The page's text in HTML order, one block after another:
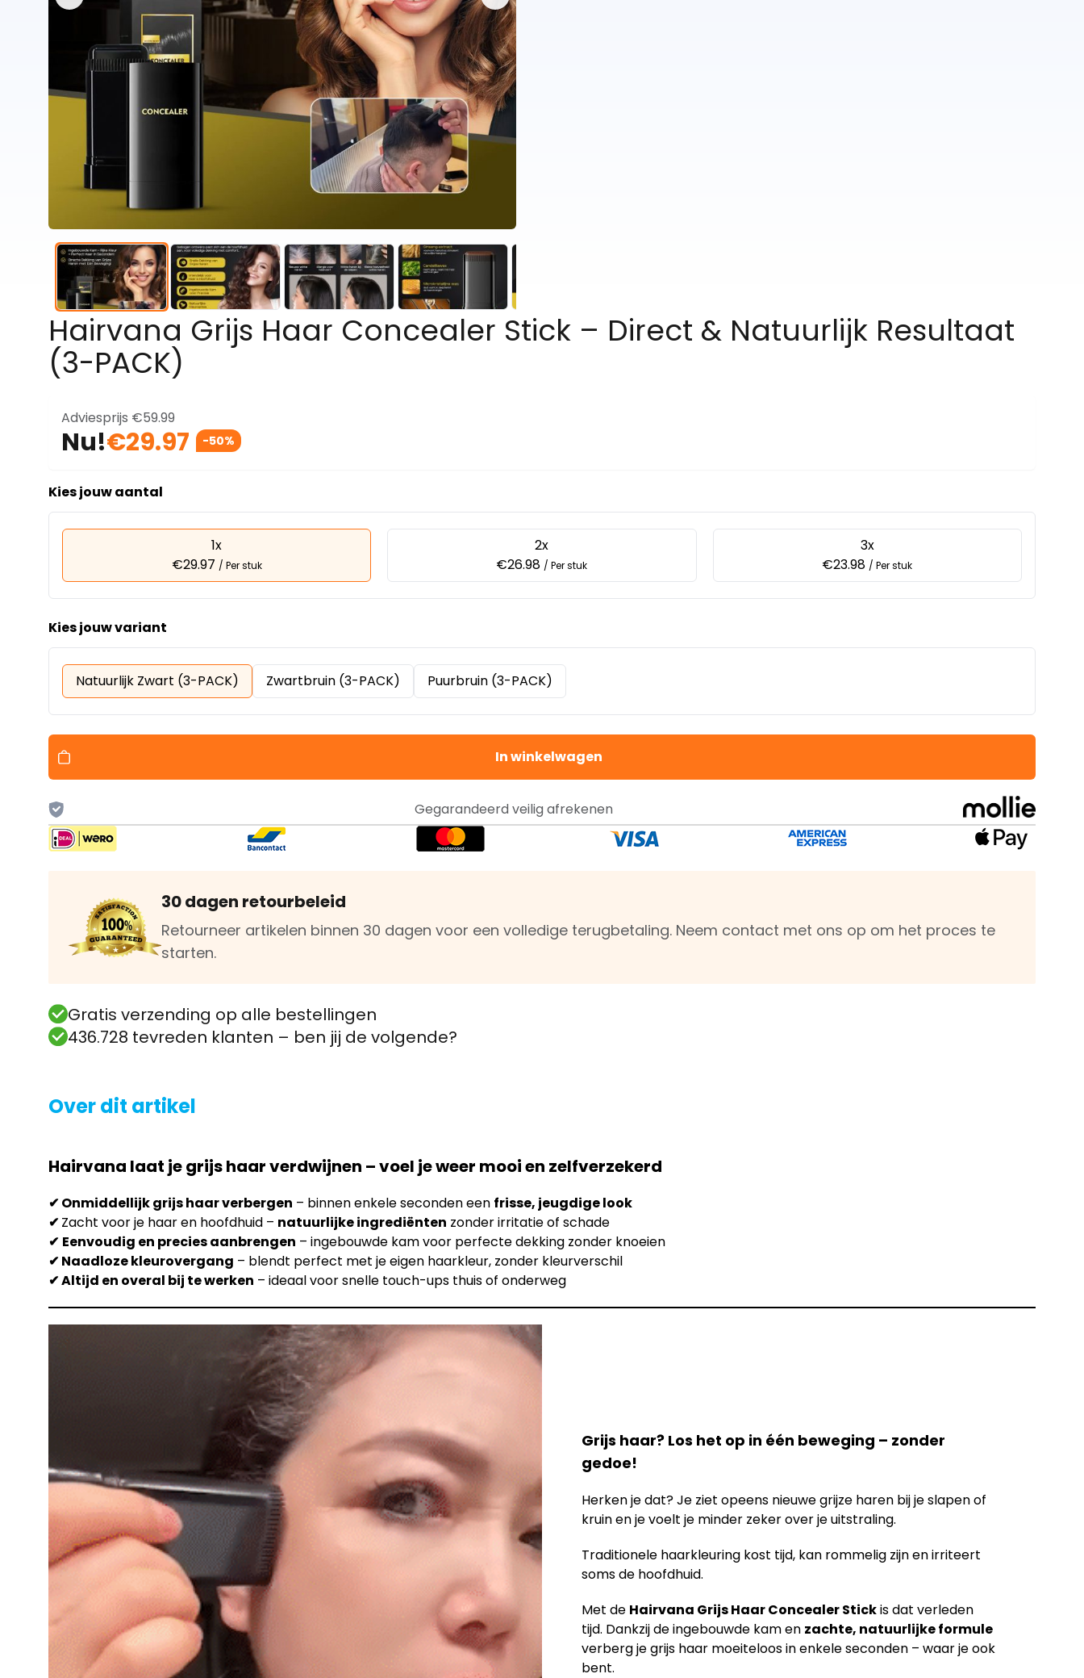
Hairvana Grijs Haar Concealer Stick – Direct & Natuurlijk Resultaat
(3-PACK)
Adviesprijs €59.99
Nu!€29.97 -50%
Kies jouw aantal
1x
€29.97 / Per stuk
2x
€26.98 / Per stuk
3x
€23.98 / Per stuk
Kies jouw variant
Natuurlijk Zwart (3-PACK) Zwartbruin (3-PACK) Puurbruin (3-PACK)
In winkelwagen
Gegarandeerd veilig afrekenen
30 dagen retourbeleid
Retourneer artikelen binnen 30 dagen voor een volledige terugbetaling. Neem contact met ons op om het proces te
starten.
Gratis verzending op alle bestellingen
436.728 tevreden klanten – ben jij de volgende?
Over dit artikel
Hairvana laat je grijs haar verdwijnen – voel je weer mooi en zelfverzekerd
✔ Onmiddellijk grijs haar verbergen – binnen enkele seconden een frisse, jeugdige look
✔ Zacht voor je haar en hoofdhuid – natuurlijke ingrediënten zonder irritatie of schade
✔ Eenvoudig en precies aanbrengen – ingebouwde kam voor perfecte dekking zonder knoeien
✔ Naadloze kleurovergang – blendt perfect met je eigen haarkleur, zonder kleurverschil
✔ Altijd en overal bij te werken – ideaal voor snelle touch-ups thuis of onderweg
Grijs haar? Los het op in één beweging – zonder
gedoe!
Herken je dat? Je ziet opeens nieuwe grijze haren bij je slapen of
kruin en je voelt je minder zeker over je uitstraling.
Traditionele haarkleuring kost tijd, kan rommelig zijn en irriteert
soms de hoofdhuid.
Met de Hairvana Grijs Haar Concealer Stickis dat verleden
tijd. Dankzij de ingebouwde kam en zachte, natuurlijke formule
verberg je grijs haar moeiteloos in enkele seconden – waar je ook
bent.